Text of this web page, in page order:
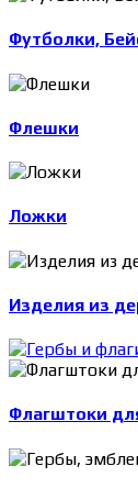
Футболки,
Флешки
Ложки
Изделия из
Флагштоки